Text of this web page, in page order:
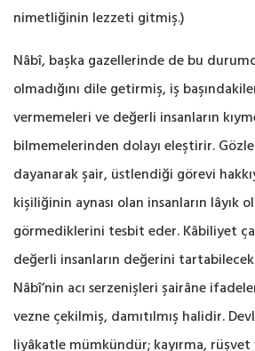
nimetliğinin lezzeti gitmiş.‎)
Nâbî, başka gazellerinde de bu
olmadığını dile getirmiş, iş
vermemeleri ve değerli insanların
bilmemelerinden dolayı eleştirir.
dayanarak şair, üstlendiği görevi
kişiliğinin ‎aynası olan insanların lâyık
görmediklerini tesbit eder. Kâbiliyet
değerli insanların değerini
Nâbî’nin acı ‎serzenişleri şairâne
vezne çekilmiş, damıtılmış halidir.
liyâkatle mümkündür; kayırma,